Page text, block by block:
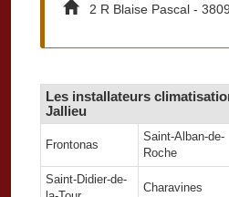
2 R Blaise Pascal -
Les installateurs
Jallieu
Frontonas
Saint-Alban-de-
Roche
Saint-Didier-de-
Charavines